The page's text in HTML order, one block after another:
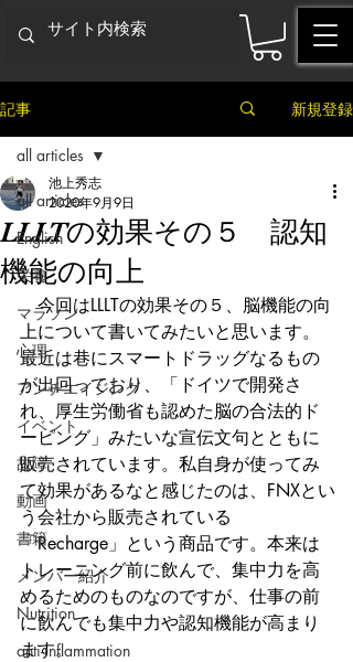
記事 新規登録
all articles
English
栄養
マラソン
心理
アンチエイジング
イベント
故障
動画
書籍
メンバー紹介
Nutrition
anti-inflammation
all articles
LLLTの効果その５ 認知
機能の向上
池上秀志
2020年9月9日
今回はLLLTの効果その５、脳機能の向
上について書いてみたいと思います。
最近は巷にスマートドラッグなるもの
が出回っており、「ドイツで開発さ
れ、厚生労働省も認めた脳の合法的ド
ーピング」みたいな宣伝文句とともに
販売されています。私自身が使ってみ
て効果があるなと感じたのは、FNXとい
う会社から販売されている
「Recharge」という商品です。本来は
トレーニング前に飲んで、集中力を高
めるためのものなのですが、仕事の前
に飲んでも集中力や認知機能が高まり
ます。